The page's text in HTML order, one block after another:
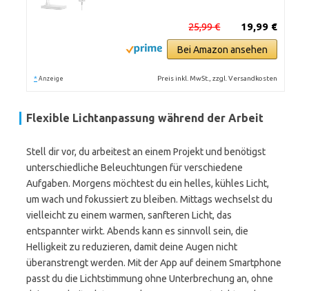
19,99 €
25,99 €
Bei Amazon ansehen
* Anzeige Preis inkl. MwSt., zzgl. Versandkosten
Flexible Lichtanpassung während der Arbeit
Stell dir vor, du arbeitest an einem Projekt und benötigst
unterschiedliche Beleuchtungen für verschiedene
Aufgaben. Morgens möchtest du ein helles, kühles Licht,
um wach und fokussiert zu bleiben. Mittags wechselst du
vielleicht zu einem warmen, sanfteren Licht, das
entspannter wirkt. Abends kann es sinnvoll sein, die
Helligkeit zu reduzieren, damit deine Augen nicht
überanstrengt werden. Mit der App auf deinem Smartphone
passt du die Lichtstimmung ohne Unterbrechung an, ohne